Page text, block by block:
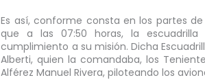
Es así, conforme consta en los partes
que a las 07:50 horas, la
cumplimiento a su misión. Dicha
Alberti, quien la comandaba, los
Alférez Manuel Rivera, piloteando los